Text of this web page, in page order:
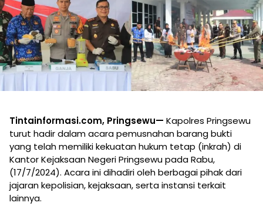
Tintainformasi.com, Pringsewu— Kapolres Pringsewu
turut hadir dalam acara pemusnahan barang bukti
yang telah memiliki kekuatan hukum tetap (inkrah) di
Kantor Kejaksaan Negeri Pringsewu pada Rabu,
(17/7/2024). Acara ini dihadiri oleh berbagai pihak dari
jajaran kepolisian, kejaksaan, serta instansi terkait
lainnya.